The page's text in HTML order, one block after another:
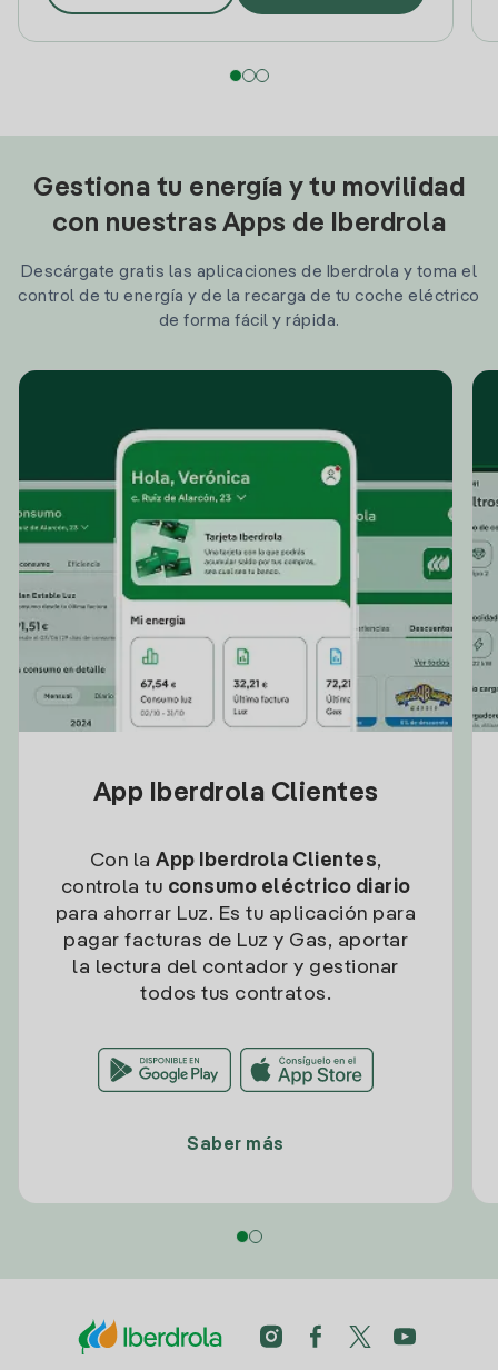
Gestiona tu energía y tu movilidad
con nuestras Apps de Iberdrola
Descárgate gratis las aplicaciones de Iberdrola y toma el
control de tu energía y de la recarga de tu coche eléctrico
de forma fácil y rápida.
App Iberdrola Clientes
Con la App Iberdrola Clientes,
controla tu consumo eléctrico diario
para ahorrar Luz. Es tu aplicación para
pagar facturas de Luz y Gas, aportar
la lectura del contador y gestionar
todos tus contratos.
Saber más